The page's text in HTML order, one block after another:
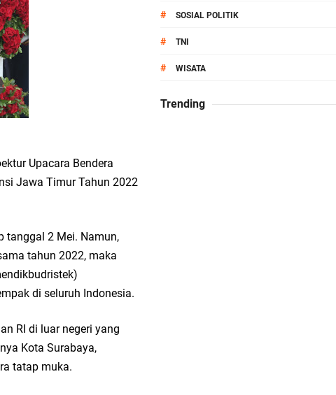
Pangan, Merawat Alam, Menyelamatkan Bumi
Kuliner Gresik ke Panggung Dunia
Lebaran Yatim Serentak di Berbagai Daerah di
Simbol Komitmen Pelayanan Publik dan Kepedulian
Program JKNN
Luhur yang Terus Istiqomah
dan Harapan di Tahun Baru Islam 1448 H
Upacara Bendera
Jawa Timur Tahun 2022
tanggal 2 Mei. Namun,
tahun 2022, maka
di seluruh Indonesia.
RI di luar negeri yang
Kota Surabaya,
tatap muka.
# SOSIAL POLITIK
# TNI
# WISATA
Trending